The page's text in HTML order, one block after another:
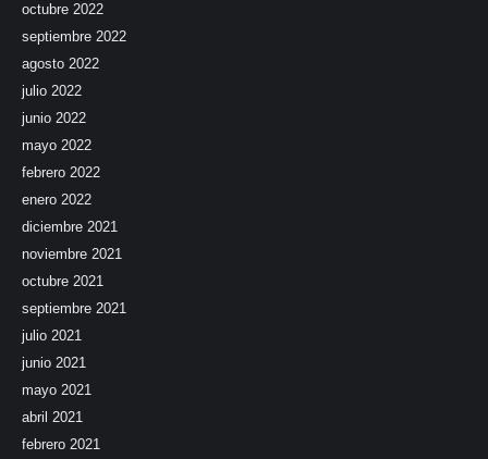
octubre 2022
septiembre 2022
agosto 2022
julio 2022
junio 2022
mayo 2022
febrero 2022
enero 2022
diciembre 2021
noviembre 2021
octubre 2021
septiembre 2021
julio 2021
junio 2021
mayo 2021
abril 2021
febrero 2021